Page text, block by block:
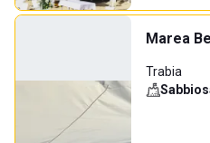
Marea
Trabia